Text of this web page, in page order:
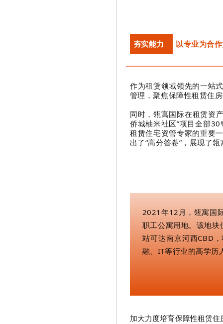
夯实能力 以专业为合
作为租赁领域领先的一站
管理，聚焦保障性租赁住
同时，瓴寓国际在租赁资
侨城柚米社区”项目全部
租赁住宅资管专家的重要
出了“高分答卷”，展现了
2021年12月，瓴寓国
职工公寓用地。该地
站可达南京河西CBD
融、IT等行业的高学历
加大力度培育保障性租赁